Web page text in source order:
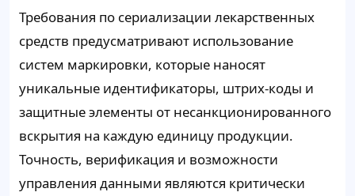
Требования по сериализации лекарственных
средств предусматривают использование
систем маркировки, которые наносят
уникальные идентификаторы, штрих-коды и
защитные элементы от несанкционированного
вскрытия на каждую единицу продукции.
Точность, верификация и возможности
управления данными являются критически